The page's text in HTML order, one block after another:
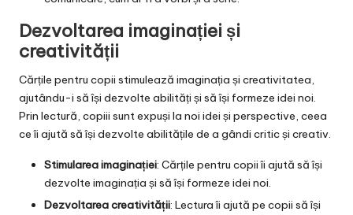
Dezvoltarea imaginației și
creativității
Cărțile pentru copii stimulează imaginația și creativitatea,
ajutându-i să își dezvolte abilități și să își formeze idei noi.
Prin lectură, copiii sunt expuși la noi idei și perspective, ceea
ce îi ajută să își dezvolte abilitățile de a gândi critic și creativ.
Stimularea imaginației: Cărțile pentru copii îi ajută să își
dezvolte imaginația și să își formeze idei noi.
Dezvoltarea creativității: Lectura îi ajută pe copii să își